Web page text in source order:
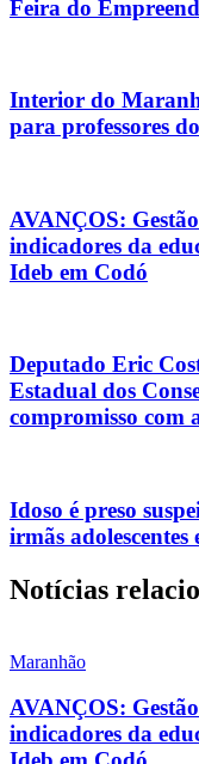
Feira do
Interior do
para professores
AVANÇOS:
indicadores da
Ideb em Codó
Deputado Eric
Estadual dos
compromisso com
Idoso é preso
irmãs adolescentes
Notícias
Maranhão
AVANÇOS:
indicadores da